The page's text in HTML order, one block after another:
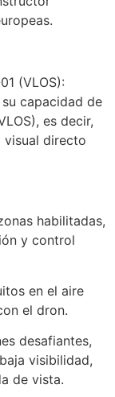
(VLOS):
capacidad de
es decir,
directo
habilitadas,
y control
en el aire
el dron.
desafiantes,
visibilidad,
de vista.